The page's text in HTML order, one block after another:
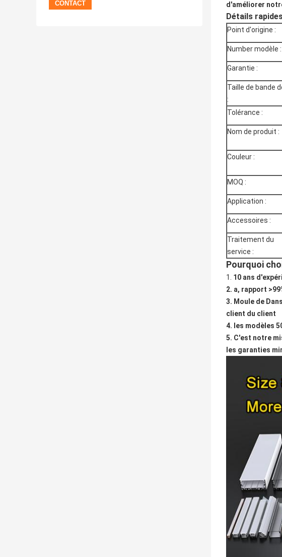
d'améliorer
Détails
Point d'origine :
Number modèle :
Garantie :
Taille de bande
:
Tolérance :
Nom de produit :
Couleur :
MOQ :
Application :
Accessoires :
Traitement du
service :
Pourquoi
1. 10 ans
2. a, rapport
3. Moule de
client du client
4. les modèles
5. C'est notre
les garanties